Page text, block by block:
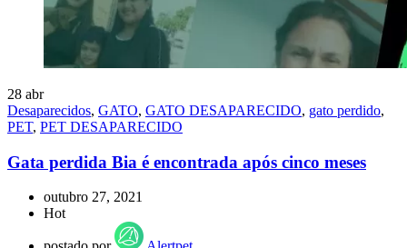
28 abr
Desaparecidos, GATO, GATO DESAPARECIDO, gato perdido,
PET, PET DESAPARECIDO
Gata perdida Bia é encontrada após cinco meses
outubro 27, 2021
Hot